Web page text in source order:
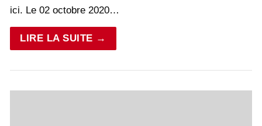
ici. Le 02 octobre 2020…
LIRE LA SUITE →